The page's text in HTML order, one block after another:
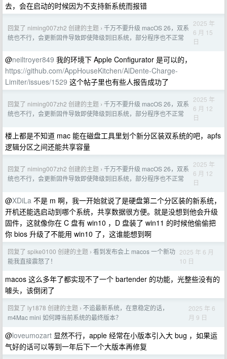
去，会在启动的时候因为不支持新系统而报错
回复了 niming007zh2 创建的主题 › 千万不要升级 macOS 26，双系
统也不行，会更新固件导致即使降级到旧系统，部分程序也不正常
2025 年
6 月 15
日
@neiltroyer849 我的环境下 Apple Configurator 是可以的，
https://github.com/AppHouseKitchen/AlDente-Charge-
Limiter/issues/1529 这个帖子里也有些人报告成功了
回复了 niming007zh2 创建的主题 › 千万不要升级 macOS 26，双系
统也不行，会更新固件导致即使降级到旧系统，部分程序也不正常
2025 年
6 月 12
日
楼上都是不知道 mac 能在磁盘工具里划个新分区装双系统的吧，apfs
逻辑分区之间还能共享容量
回复了 niming007zh2 创建的主题 › 千万不要升级 macOS 26，双系
统也不行，会更新固件导致即使降级到旧系统，部分程序也不正常
2025 年
6 月 12
日
@XDiLa 不是 m 啊，我一开始就说了是硬盘第二个分区装的新系统，
开机还能选启动到哪个系统，共享数据很方便。就是没想到他会升级
固件，这就像你在 C 盘有 win10 ，D 盘装了 win11 的时候他偷偷把
你 bios 升级了不能用 win10 了，这谁能想到啊
回复了 spike0100 创建的主题 › 看到发布会上 macos 一个新功
能我直接震怒了！
2025 年 6 月
10 日
macos 这么多年了都实现不了一个 bartender 的功能，光整些没有的
噱头，该倒闭了
回复了 ly1878 创建的主题 › 不追最新系统，在意稳定的话，
m4Mac mini 如何蹲当前系统的最终版本？
2025 年 6
月 9 日
@loveumozart 显然不行，apple 经常在小版本引入大 bug ，如果运
气好的话可以等到一年后下一个大版本再修复